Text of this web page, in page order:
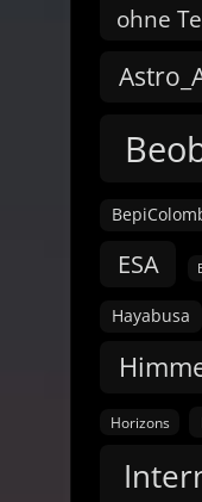
ohne
ESA
Hayabusa
Horizons